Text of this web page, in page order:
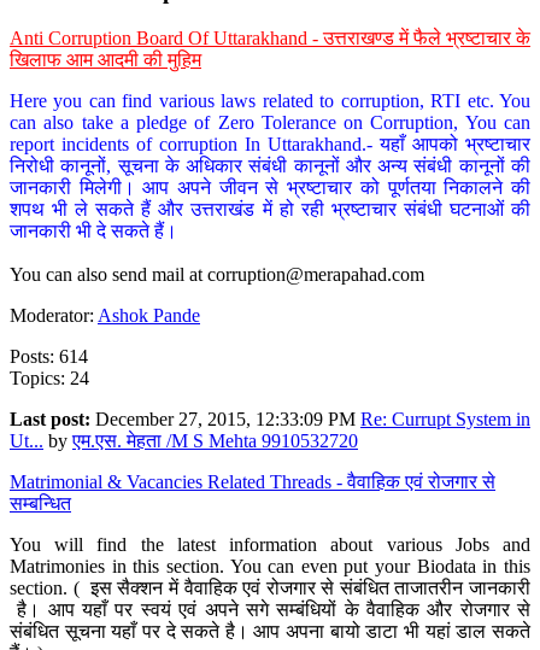
Anti Corruption Board Of Uttarakhand - उत्तराखण्ड में फैले भ्रष्टाचार के
खिलाफ आम आदमी की मुहिम
Here you can find various laws related to corruption, RTI etc. You
can also take a pledge of Zero Tolerance on Corruption, You can
report incidents of corruption In Uttarakhand.- यहाँ आपको भ्रष्टाचार
निरोधी कानूनों, सूचना के अधिकार संबंधी कानूनों और अन्य संबंधी कानूनों की
जानकारी मिलेगी। आप अपने जीवन से भ्रष्टाचार को पूर्णतया निकालने की
शपथ भी ले सकते हैं और उत्तराखंड में हो रही भ्रष्टाचार संबंधी घटनाओं की
जानकारी भी दे सकते हैं।
You can also send mail at corruption@merapahad.com
Moderator: Ashok Pande
Posts: 614
Topics: 24
Last post: December 27, 2015, 12:33:09 PM Re: Currupt System in
Ut... byएम.एस. मेहता /M S Mehta 9910532720
Matrimonial & Vacancies Related Threads - वैवाहिक एवं रोजगार से
सम्बन्धित
You will find the latest information about various Jobs and
Matrimonies in this section. You can even put your Biodata in this
section. ( इस सैक्शन में वैवाहिक एवं रोजगार से संबंधित ताजातरीन जानकारी
है। आप यहाँ पर स्वयं एवं अपने सगे सम्बंधियों के वैवाहिक और रोजगार से
संबंधित सूचना यहाँ पर दे सकते है। आप अपना बायो डाटा भी यहां डाल सकते